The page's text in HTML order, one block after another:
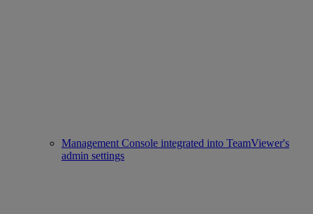
Management Console integrated into TeamViewer's
admin settings